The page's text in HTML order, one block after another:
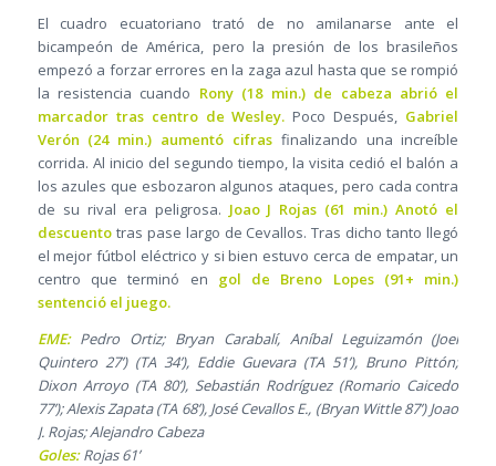
El cuadro ecuatoriano trató de no amilanarse ante el
bicampeón de América, pero la presión de los brasileños
empezó a forzar errores en la zaga azul hasta que se rompió
la resistencia cuando Rony (18 min.) de cabeza abrió el
marcador tras centro de Wesley. Poco Después, Gabriel
Verón (24 min.) aumentó cifrasfinalizando una increíble
corrida. Al inicio del segundo tiempo, la visita cedió el balón a
los azules que esbozaron algunos ataques, pero cada contra
de su rival era peligrosa. Joao J Rojas (61 min.) Anotó el
descuentotras pase largo de Cevallos. Tras dicho tanto llegó
el mejor fútbol eléctrico y si bien estuvo cerca de empatar, un
centro que terminó en gol de Breno Lopes (91+ min.)
sentenció el juego.
EME:Pedro Ortiz; Bryan Carabalí, Aníbal Leguizamón (Joel
Quintero 27’) (TA 34’), Eddie Guevara (TA 51’), Bruno Pittón;
Dixon Arroyo (TA 80’), Sebastián Rodríguez (Romario Caicedo
77’); Alexis Zapata (TA 68’), José Cevallos E., (Bryan Wittle 87’) Joao
J. Rojas; Alejandro Cabeza
Goles:Rojas 61’